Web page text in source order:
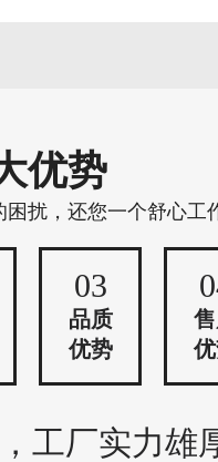
优势
扰，还您一个舒心工
03
品质
优势
工厂实力雄